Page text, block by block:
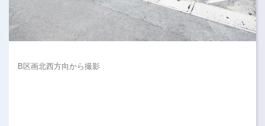
B区画北西方向から撮影